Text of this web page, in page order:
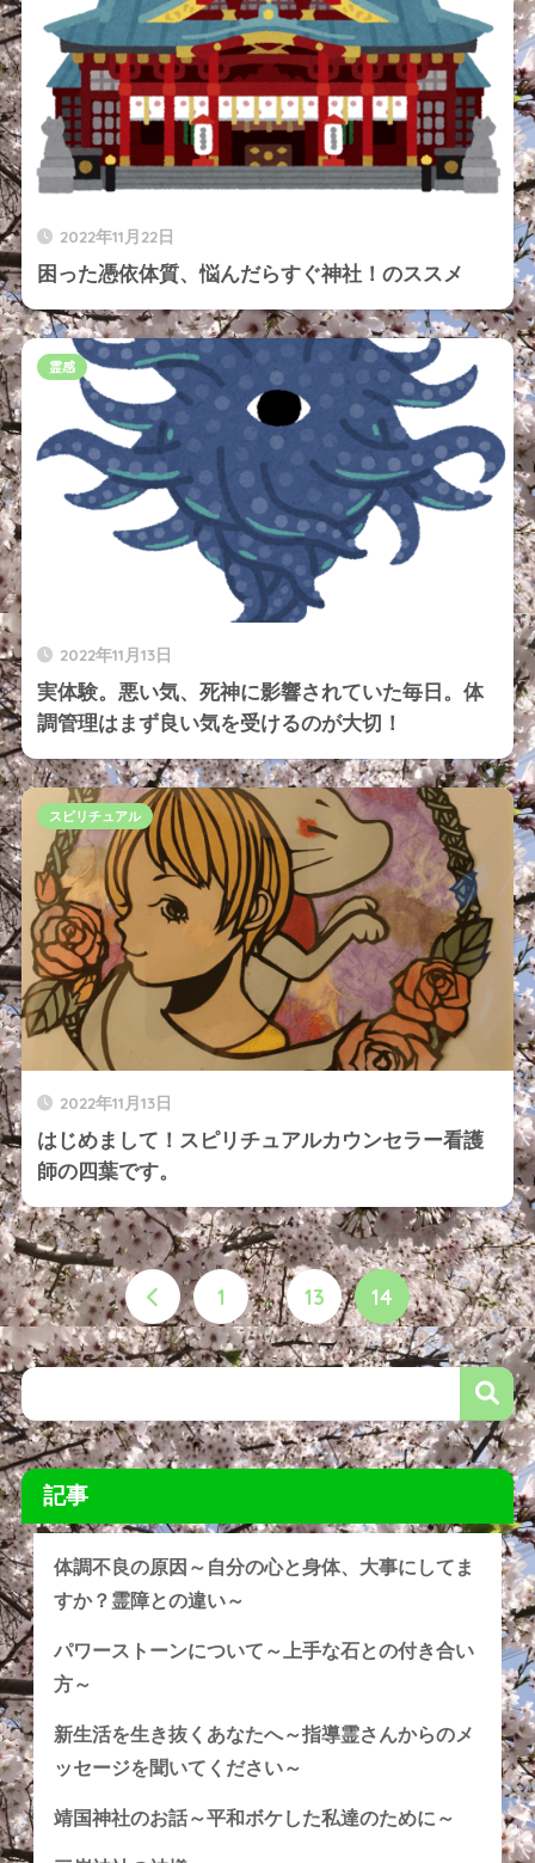
2022年11月22日
困った憑依体質、悩んだらすぐ神社！のススメ
2022年11月13日
実体験。悪い気、死神に影響されていた毎日。体
調管理はまず良い気を受けるのが大切！
霊感
2022年11月13日
はじめまして！スピリチュアルカウンセラー看護
師の四葉です。
スピリチュアル
1 … 13 14
記事
体調不良の原因～自分の心と身体、大事にしてま
すか？霊障との違い～
パワーストーンについて～上手な石との付き合い
方～
新生活を生き抜くあなたへ～指導霊さんからのメ
ッセージを聞いてください～
靖国神社のお話～平和ボケした私達のために～